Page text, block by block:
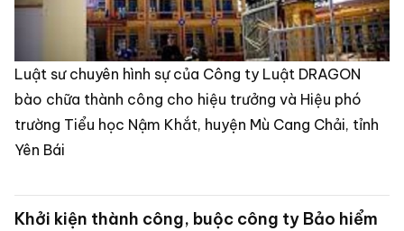
Luật sư chuyên hình sự của Công ty Luật DRAGON
bào chữa thành công cho hiệu trưởng và Hiệu phó
trường Tiểu học Nậm Khắt, huyện Mù Cang Chải, tỉnh
Yên Bái
Khởi kiện thành công, buộc công ty Bảo hiểm